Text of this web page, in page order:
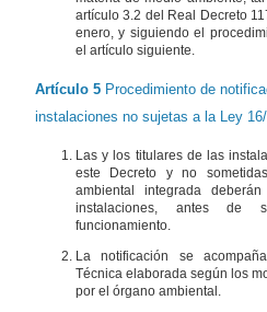
artículo 3.2 del Real Decreto
enero, y siguiendo el
el artículo siguiente.
Artículo 5 Procedimiento de
instalaciones no sujetas a la Ley 16/
Las y los titulares de las
este Decreto y no
ambiental integrada
instalaciones, antes de
funcionamiento.
La notificación se
Técnica elaborada según los
por el órgano ambiental.